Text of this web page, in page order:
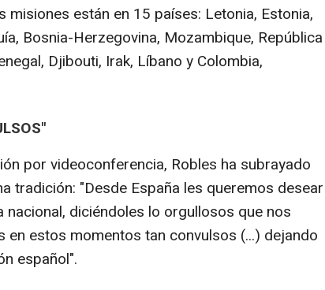
misiones están en 15 países: Letonia, Estonia,
Bosnia-Herzegovina, Mozambique, República
Djibouti, Irak, Líbano y Colombia,
por videoconferencia, Robles ha subrayado
tradición: "Desde España les queremos desear
nacional, diciéndoles lo orgullosos que nos
estos momentos tan convulsos (...) dejando
español".